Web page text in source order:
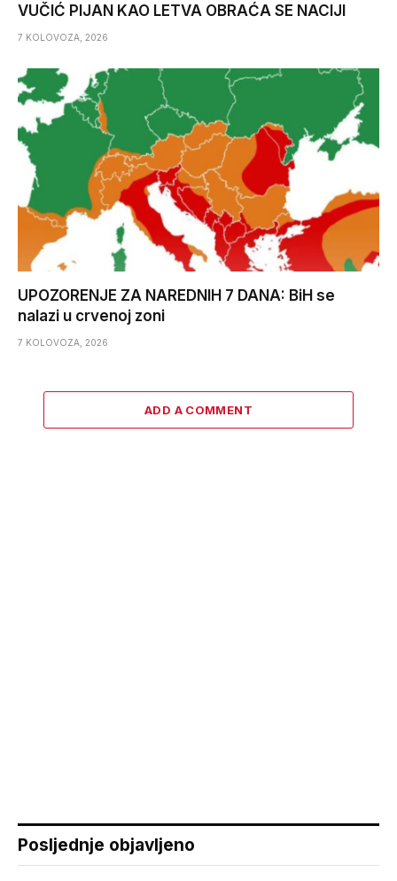
VUČIĆ PIJAN KAO LETVA OBRAĆA SE NACIJI
7 KOLOVOZA, 2026
UPOZORENJE ZA NAREDNIH 7 DANA: BiH se
nalazi u crvenoj zoni
7 KOLOVOZA, 2026
ADD A COMMENT
Posljednje objavljeno